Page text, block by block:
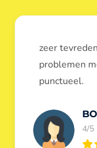
Dank u voor
heel goed
ontstoppers
5/5